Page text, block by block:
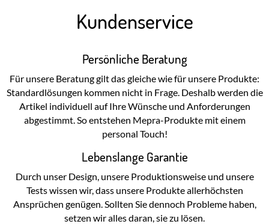
Kundenservice
Persönliche Beratung
Für unsere Beratung gilt das gleiche wie für unsere Produkte:
Standardlösungen kommen nicht in Frage. Deshalb werden die
Artikel individuell auf Ihre Wünsche und Anforderungen
abgestimmt. So entstehen Mepra-Produkte mit einem
personal Touch!
Lebenslange Garantie
Durch unser Design, unsere Produktionsweise und unsere
Tests wissen wir, dass unsere Produkte allerhöchsten
Ansprüchen genügen. Sollten Sie dennoch Probleme haben,
setzen wir alles daran, sie zu lösen.